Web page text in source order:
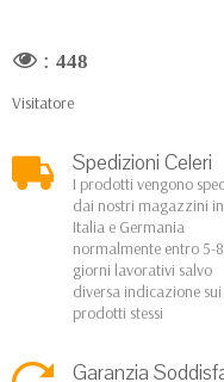
: 448
Visitatore
Spedizioni Celeri
I prodotti vengono
dai nostri magazzini in
Italia e Germania
normalmente entro 5-8
giorni lavorativi salvo
diversa indicazione sui
prodotti stessi
Garanzia